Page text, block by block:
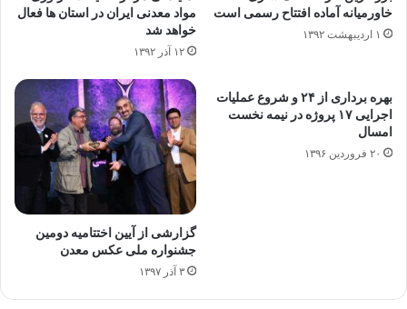
خاورمیانه آماده افتتاح رسمی است
۱ اردیبهشت ۱۳۹۲
مواد معدنی ایران در استان ها فعال
خواهد شد
۱۲ آذر ۱۳۹۲
بهره برداری از ۲۴ و شروع عملیات
اجرایی ۱۷ پروژه در نیمه نخست
امسال
۲۰ فروردین ۱۳۹۶
گزارشی از آیین اختتامیه دومین
جشنواره ملی عکس معدن
۳ آذر ۱۳۹۷